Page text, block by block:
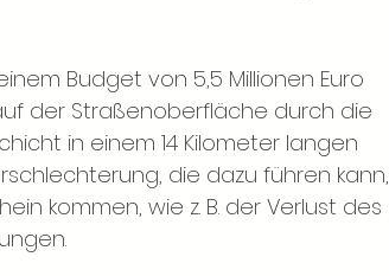
Budget von 5,5 Millionen Euro
der Straßenoberfläche durch die
in einem 14 Kilometer langen
die dazu führen kann,
kommen, wie z. B. der Verlust des